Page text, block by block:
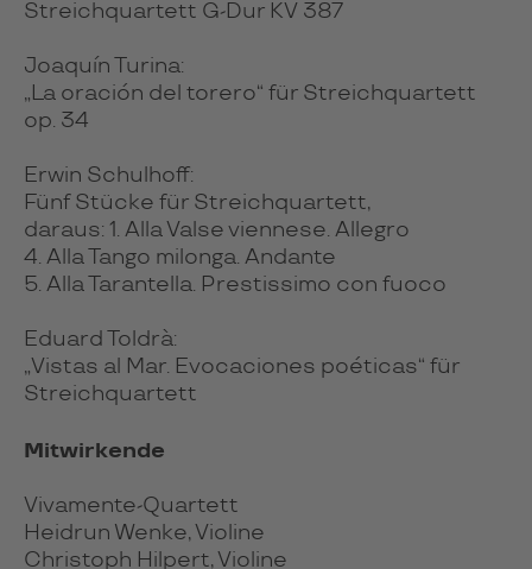
Streichquartett G-Dur KV 387
Joaquín Turina:
„La oración del torero“ für Streichquartett
op. 34
Erwin Schulhoff:
Fünf Stücke für Streichquartett,
daraus: 1. Alla Valse viennese. Allegro
4. Alla Tango milonga. Andante
5. Alla Tarantella. Prestissimo con fuoco
Eduard Toldrà:
„Vistas al Mar. Evocaciones poéticas“ für
Streichquartett
Mitwirkende
Vivamente-Quartett
Heidrun Wenke, Violine
Christoph Hilpert, Violine